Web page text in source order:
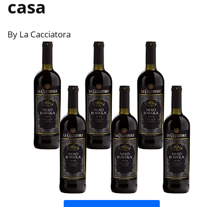
casa
By La Cacciatora